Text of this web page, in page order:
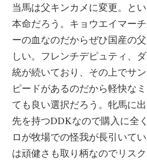
当馬は父キンカメに変更。と
本命だろう。キョウエイマー
ーの血なのだからぜひ国産の
しい。フレンチデピュティ、
統が続いており、その上でサ
ピードがあるのだから軽快な
ても良い選択だろう。牝馬に
先を持つDDKなので購入に全
ロが牧場での怪我が長引いて
は頑健さも取り柄なのでリスク